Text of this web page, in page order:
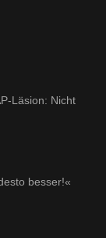
Läsion: Nicht
besser!«